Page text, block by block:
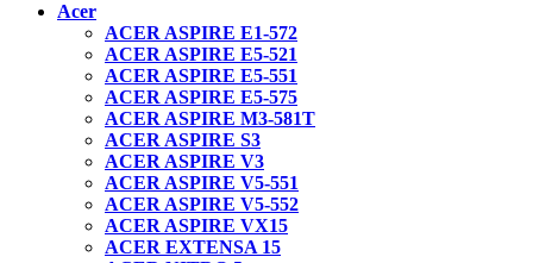
Acer
ACER ASPIRE E1-572
ACER ASPIRE E5-521
ACER ASPIRE E5-551
ACER ASPIRE E5-575
ACER ASPIRE M3-581T
ACER ASPIRE S3
ACER ASPIRE V3
ACER ASPIRE V5-551
ACER ASPIRE V5-552
ACER ASPIRE VX15
ACER EXTENSA 15